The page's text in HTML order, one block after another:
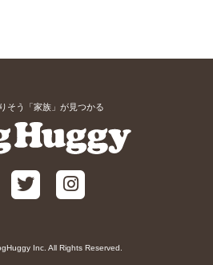
そう「家族」が見つかる
Inc. All Rights Reserved.